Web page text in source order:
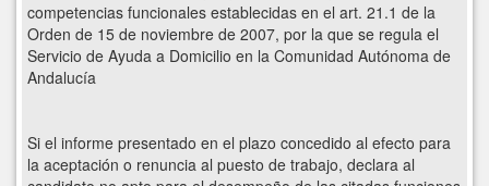
competencias funcionales establecidas en el art. 21.1 de la
Orden de 15 de noviembre de 2007, por la que se regula el
Servicio de Ayuda a Domicilio en la Comunidad Autónoma de
Andalucía
Si el informe presentado en el plazo concedido al efecto para
la aceptación o renuncia al puesto de trabajo, declara al